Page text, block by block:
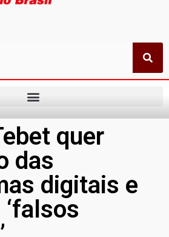
quer
das
digitais e